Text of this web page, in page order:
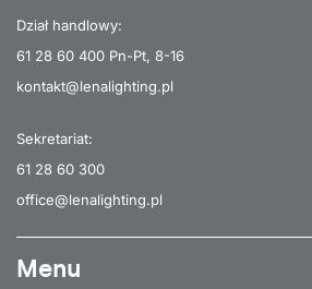
Dział handlowy:
61 28 60 400 Pn-Pt, 8-16
kontakt@lenalighting.pl
Sekretariat:
61 28 60 300
office@lenalighting.pl
Menu